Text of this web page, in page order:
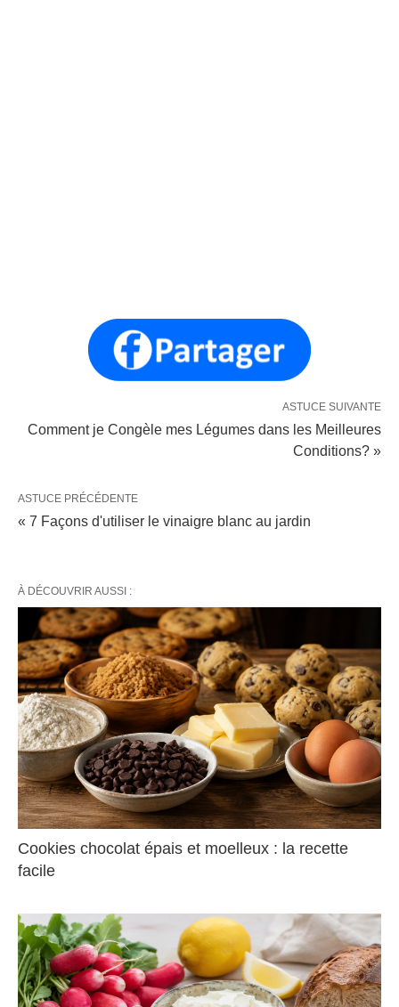
ASTUCE SUIVANTE
Comment je Congèle mes Légumes dans les Meilleures
Conditions? »
ASTUCE PRÉCÉDENTE
« 7 Façons d'utiliser le vinaigre blanc au jardin
À DÉCOUVRIR AUSSI :
Cookies chocolat épais et moelleux : la recette
facile